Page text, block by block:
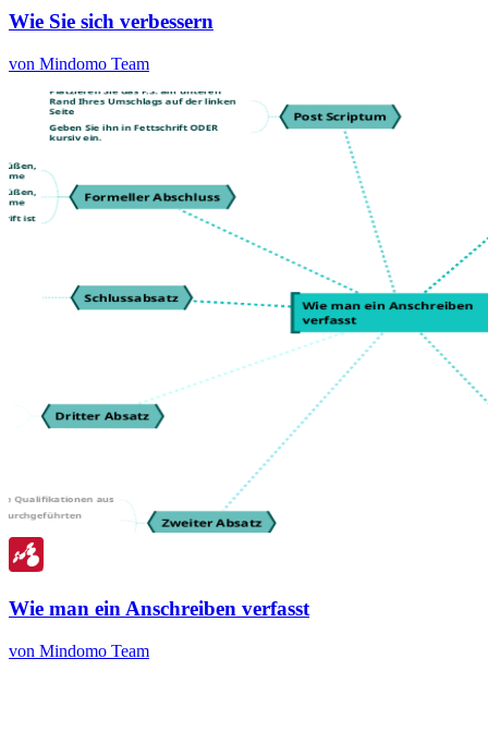
Wie Sie sich verbessern
von Mindomo Team
Wie man ein Anschreiben verfasst
von Mindomo Team